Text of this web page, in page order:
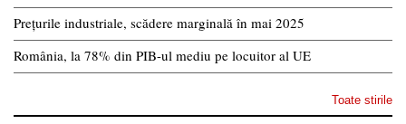
Prețurile industriale, scădere marginală în mai 2025
România, la 78% din PIB-ul mediu pe locuitor al UE
Toate stirile